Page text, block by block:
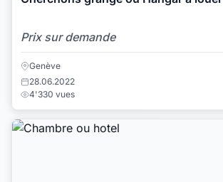
Prix sur demande
Genève
28.06.2022
4'330 vues